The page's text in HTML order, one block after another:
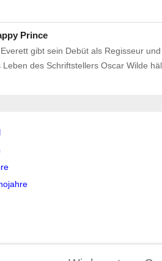
Prince
gibt sein Debüt als Regisseur
Leben des Schriftstellers Oscar Wilde